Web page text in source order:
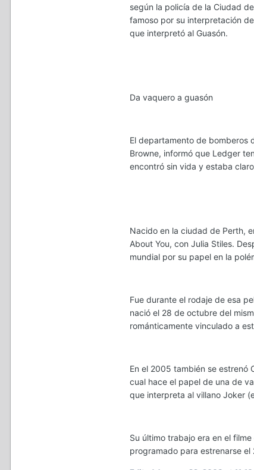
según la policía de la Ciudad
famoso por su interpretación
que interpretó al Guasón.
Da vaquero a guasón
El departamento de bomberos
Browne, informó que Ledger
encontró sin vida y estaba
Nacido en la ciudad de Perth,
About You, con Julia Stiles.
mundial por su papel en la
Fue durante el rodaje de esa
nació el 28 de octubre del
románticamente vinculado a
En el 2005 también se estrenó
cual hace el papel de una de
que interpreta al villano Joker
Su último trabajo era en el
programado para estrenarse el